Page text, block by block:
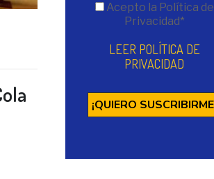
Acepto la Política de
Privacidad*
LEER POLÍTICA DE
PRIVACIDAD